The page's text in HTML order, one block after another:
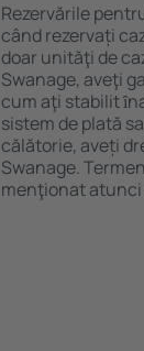
Rezervările
când rezervați
doar unităţi de
Swanage, aveţi
cum aţi stabilit
sistem de plată
călătorie, aveți
Swanage.
menţionat